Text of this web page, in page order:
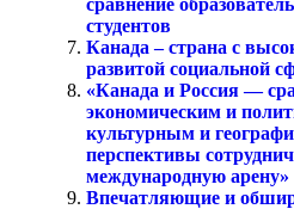
студентов
Канада – страна с
развитой социальной
«Канада и Россия —
экономическим и
культурным и
перспективы
международную арену»
Впечатляющие и